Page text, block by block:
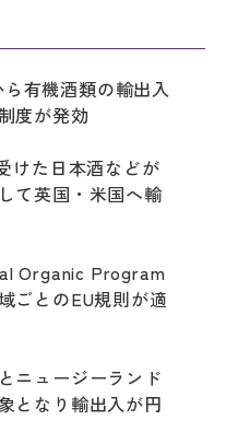
ら有機酒類の輸出入
度が発効
けた日本酒などが
て英国・米国へ輸
Organic Program
ごとのEU規則が適
ニュージーランド
となり輸出入が円